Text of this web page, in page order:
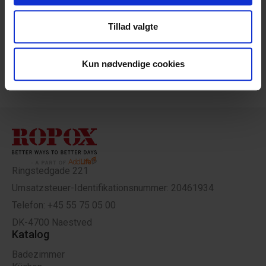
at analysere vores trafik. Vi deler også oplysninger om
din brug af vores hjemmeside med vores partnere inden
for sociale medier, annonceringspartnere og
data med andre oplysninger, du har givet dem, eller som
de har indsamlet fra din brug af deres tjenester.
Tillad valgte
Kun nødvendige cookies
Ringstedgade 221
Umsatzsteuer-Identifikationsnummer: 20461934
Telefon: +45 55 75 05 00
DK-4700 Naestved
Katalog
Badezimmer